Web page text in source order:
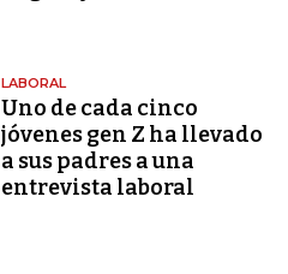
LABORAL
Uno de cada cinco
jóvenes gen Z ha llevado
a sus padres a una
entrevista laboral